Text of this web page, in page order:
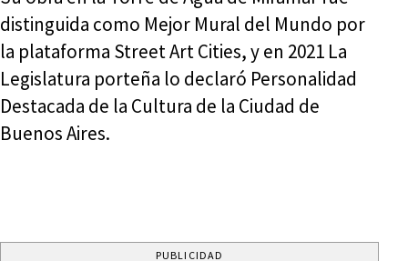
distinguida como Mejor Mural del Mundo por
la plataforma Street Art Cities, y en 2021 La
Legislatura porteña lo declaró Personalidad
Destacada de la Cultura de la Ciudad de
Buenos Aires.
PUBLICIDAD